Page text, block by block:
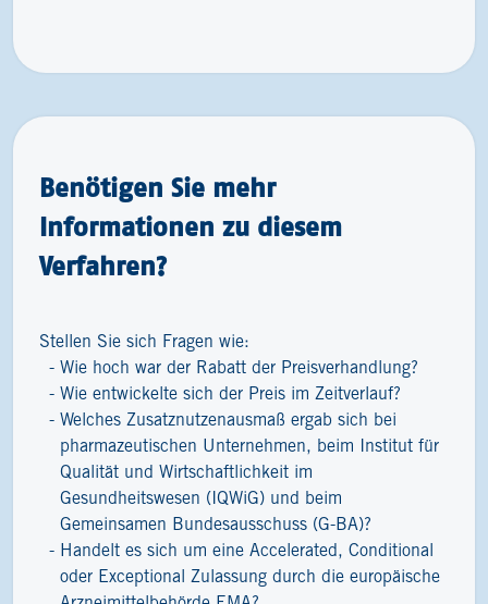
Benötigen Sie mehr
Informationen zu diesem
Verfahren?
Stellen Sie sich Fragen wie:
Wie hoch war der Rabatt der Preisverhandlung?
Wie entwickelte sich der Preis im Zeitverlauf?
Welches Zusatznutzenausmaß ergab sich bei
pharmazeutischen Unternehmen, beim Institut für
Qualität und Wirtschaftlichkeit im
Gesundheitswesen (IQWiG) und beim
Gemeinsamen Bundesausschuss (G-BA)?
Handelt es sich um eine Accelerated, Conditional
oder Exceptional Zulassung durch die europäische